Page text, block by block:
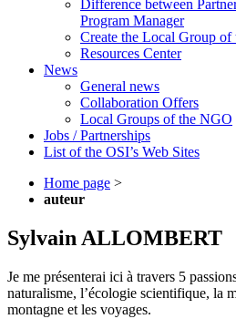
Difference between
Program Manager
Create the Local Group
Resources Center
News
General news
Collaboration Offers
Local Groups of the NGO
Jobs / Partnerships
List of the OSI’s Web Sites
Home page >
auteur
Sylvain ALLOMBERT
Je me présenterai ici à travers 5
naturalisme, l’écologie scientifique, la
montagne et les voyages.